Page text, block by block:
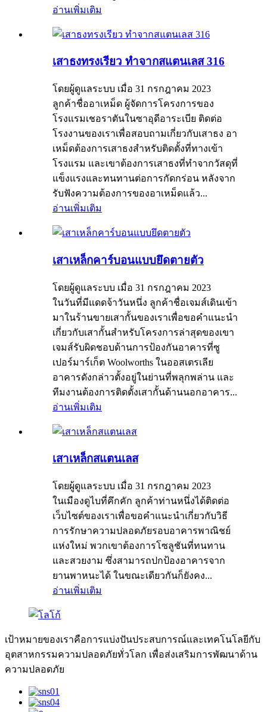
อ่านเพิ่มเติม
เสาธงทรงเรียว ทำจากสแตนเลส 316
โดยผู้ดูแลระบบ เมื่อ 31 กรกฎาคม 2023
ลูกค้าชื่ออาเหม็ด ผู้จัดการโครงการของ
โรงแรมเชอราตันในซาอุดีอาระเบีย ติดต่อ
โรงงานของเราเพื่อสอบถามเกี่ยวกับเสาธง อา
เหม็ดต้องการเสาธงสำหรับติดตั้งที่ทางเข้า
โรงแรม และเขาต้องการเสาธงที่ทำจากวัสดุที่
แข็งแรงและทนทานต่อการกัดกร่อน หลังจาก
รับฟังความต้องการของอาเหม็ดแล้ว...
อ่านเพิ่มเติม
เสาเหล็กคาร์บอนแบบยึดตายตัว
โดยผู้ดูแลระบบ เมื่อ 31 กรกฎาคม 2023
ในวันที่มีแดดจ้าวันหนึ่ง ลูกค้าชื่อเจมส์เดินเข้า
มาในร้านขายเสากั้นของเราเพื่อขอคำแนะนำ
เกี่ยวกับเสากั้นสำหรับโครงการล่าสุดของเขา
เจมส์รับผิดชอบด้านการป้องกันอาคารที่ซู
เปอร์มาร์เก็ต Woolworths ในออสเตรเลีย
อาคารดังกล่าวตั้งอยู่ในย่านที่พลุกพล่าน และ
ทีมงานต้องการติดตั้งเสากั้นด้านนอกอาคาร...
อ่านเพิ่มเติม
เสาเหล็กสแตนเลส
โดยผู้ดูแลระบบ เมื่อ 31 กรกฎาคม 2023
ในเมืองดูไบที่คึกคัก ลูกค้าท่านหนึ่งได้ติดต่อ
เว็บไซต์ของเราเพื่อขอคำแนะนำเกี่ยวกับวิธี
การรักษาความปลอดภัยรอบอาคารพาณิชย์
แห่งใหม่ พวกเขาต้องการโซลูชันที่ทนทาน
และสวยงาม ซึ่งสามารถปกป้องอาคารจาก
ยานพาหนะได้ ในขณะเดียวกันก็ยังคง...
อ่านเพิ่มเติม
เป้าหมายของเราคือการแบ่งปันประสบการณ์และเทคโนโลยีกับ
อุตสาหกรรมความปลอดภัยทั่วโลก เพื่อส่งเสริมการพัฒนาด้าน
ความปลอดภัย